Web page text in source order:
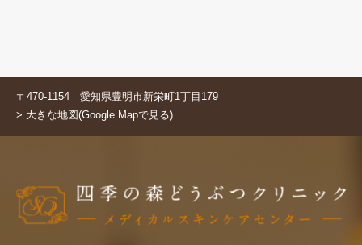
〒470-1154 愛知県豊明市新栄町1丁目179
> 大きな地図(Google Mapで見る)